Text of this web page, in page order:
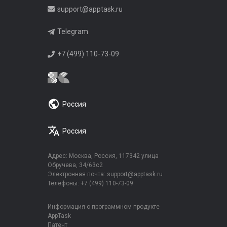
support@apptask.ru
Telegram
+7 (499) 110-73-09
Россия
Россия
Адрес: Москва, Россия, 117342 улица
Обручева, 34/63с2
Электронная почта: support@apptask.ru
Телефоны: +7 (499) 110-73-09
Информация о программном продукте
AppTask
Патент